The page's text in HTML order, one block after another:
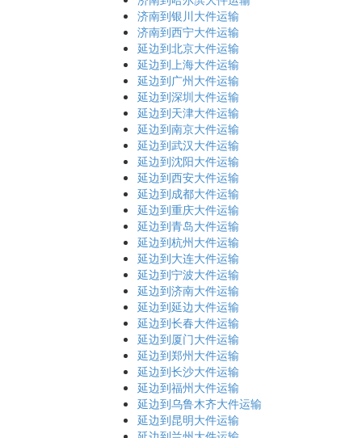
济南到银川大件运输
济南到西宁大件运输
延边到北京大件运输
延边到上海大件运输
延边到广州大件运输
延边到深圳大件运输
延边到天津大件运输
延边到南京大件运输
延边到武汉大件运输
延边到沈阳大件运输
延边到西安大件运输
延边到成都大件运输
延边到重庆大件运输
延边到青岛大件运输
延边到杭州大件运输
延边到大连大件运输
延边到宁波大件运输
延边到济南大件运输
延边到延边大件运输
延边到长春大件运输
延边到厦门大件运输
延边到郑州大件运输
延边到长沙大件运输
延边到福州大件运输
延边到乌鲁木齐大件运输
延边到昆明大件运输